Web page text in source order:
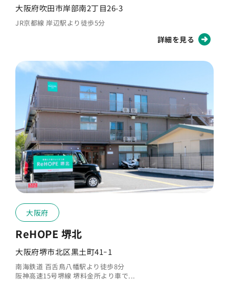
大阪府吹田市岸部南2丁目26-3
JR京都線 岸辺駅より徒歩5分
詳細を見る
大阪府
ReHOPE 堺北
大阪府堺市北区黒土町41ｰ1
南海鉄道 百舌鳥八幡駅より徒歩8分
阪神高速15号堺線 堺料金所より車で...